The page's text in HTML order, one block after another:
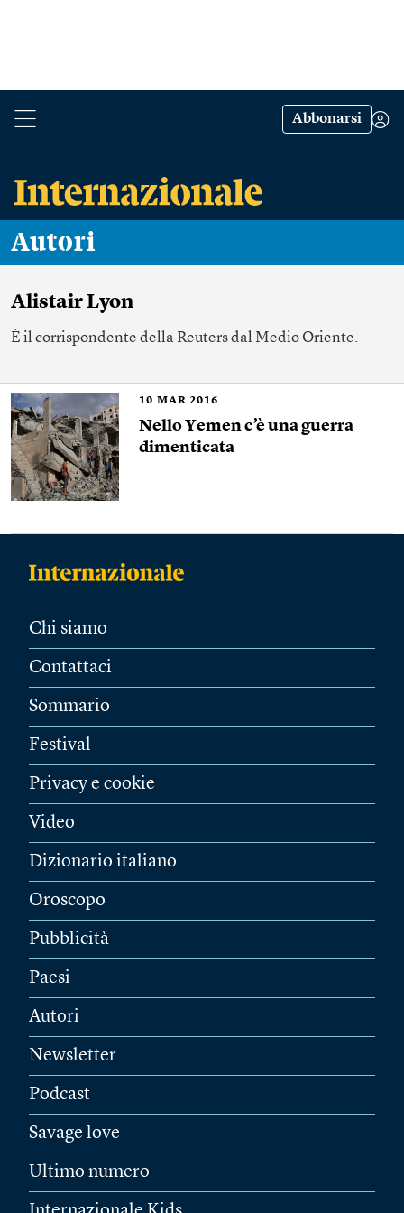
Abbonarsi
Autori
Alistair Lyon
È il corrispondente della Reuters dal Medio Oriente.
10 MAR 2016
Nello Yemen c’è una guerra
dimenticata
Chi siamo
Contattaci
Sommario
Festival
Privacy e cookie
Video
Dizionario italiano
Oroscopo
Pubblicità
Paesi
Autori
Newsletter
Podcast
Savage love
Ultimo numero